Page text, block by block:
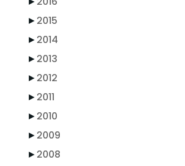
►2015
►2014
►2013
►2012
►2011
►2010
►2009
►2008